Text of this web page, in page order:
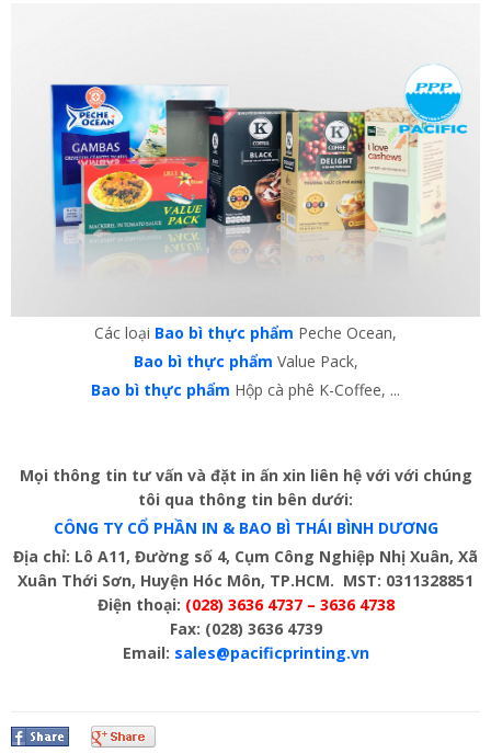
Các loại Bao bì thực phẩm Peche Ocean,
Bao bì thực phẩm Value Pack,
Bao bì thực phẩm Hộp cà phê K-Coffee, ...
Mọi thông tin tư vấn và đặt in ấn xin liên hệ với với chúng
tôi qua thông tin bên dưới:
CÔNG TY CỔ PHẦN IN & BAO BÌ THÁI BÌNH DƯƠNG
Địa chỉ: Lô A11, Đường số 4, Cụm Công Nghiệp Nhị Xuân, Xã
Xuân Thới Sơn, Huyện Hóc Môn, TP.HCM. MST: 0311328851
Điện thoại: (028) 3636 4737 – 3636 4738
Fax: (028) 3636 4739
Email: sales@pacificprinting.vn